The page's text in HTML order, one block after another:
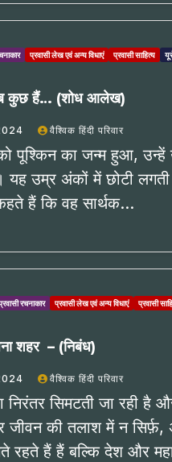
प्रवासी लेख एवं अन्य विधाएं प्रवासी साहित्य
कुछ हैं… (शोध आलेख)
वैश्विक हिंदी परिवार
पूश्किन का जन्म हुआ, उन्हें
यह उम्र अंकों में छोटी
हैं कि वह सार्थक…
रचनाकार प्रवासी लेख एवं अन्य विधाएं प्रवासी
शहर – (निबंध)
वैश्विक हिंदी परिवार
सिमटती जा रही है
की तलाश में न सिर्फ़,
रहते हैं हैं बल्कि देश और